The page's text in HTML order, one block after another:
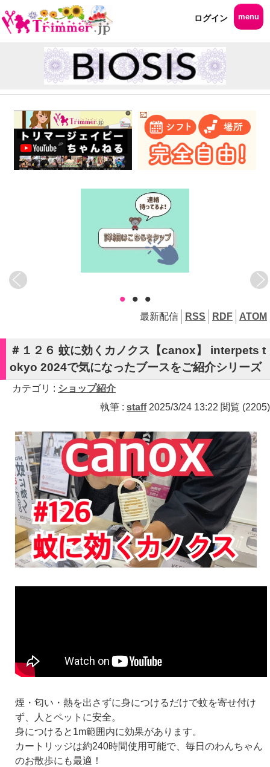
ログイン menu
• • •
最新配信 RSS RDF ATOM
＃１２６ 蚊に効くカノクス【canox】 interpets t
okyo 2024で気になったブースをご紹介シリーズ
カテゴリ : ショップ紹介
執筆 : staff 2025/3/24 13:22 閲覧 (2205)
煙・匂い・熱を出さずに身につけるだけで蚊を寄せ付け
ず、人とペットに安全。
身につけると1m範囲内に効果があります。
カートリッジは約240時間使用可能で、毎日のわんちゃん
のお散歩にも最適！